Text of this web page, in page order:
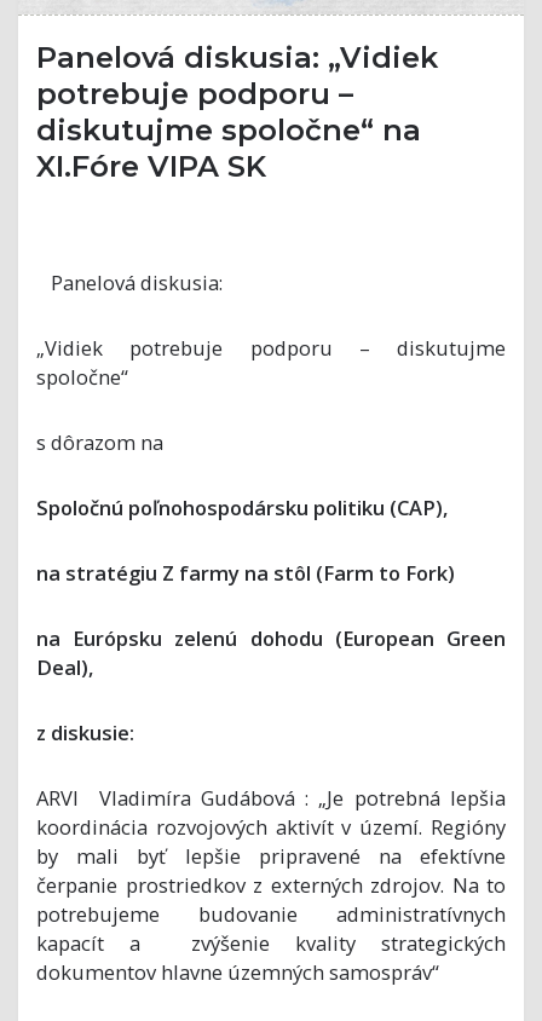
Panelová diskusia: „Vidiek
potrebuje podporu –
diskutujme spoločne“ na
XI.Fóre VIPA SK
Panelová diskusia:
„Vidiek potrebuje podporu – diskutujme
spoločne“
s dôrazom na
Spoločnú poľnohospodársku politiku (CAP),
na stratégiu Z farmy na stôl (Farm to Fork)
na Európsku zelenú dohodu (European Green
Deal),
z diskusie:
ARVI Vladimíra Gudábová : „Je potrebná lepšia
koordinácia rozvojových aktivít v území. Regióny
by mali byť lepšie pripravené na efektívne
čerpanie prostriedkov z externých zdrojov. Na to
potrebujeme budovanie administratívnych
kapacít a zvýšenie kvality strategických
dokumentov hlavne územných samospráv“